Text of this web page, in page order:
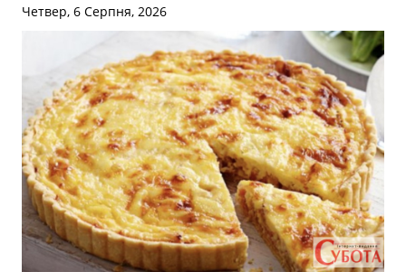
Четвер, 6 Серпня, 2026